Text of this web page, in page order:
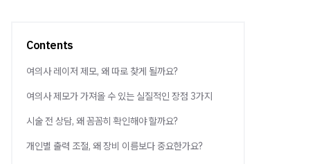
Contents
여의사 레이저 제모, 왜 따로 찾게 될까요?
여의사 제모가 가져올 수 있는 실질적인 장점 3가지
시술 전 상담, 왜 꼼꼼히 확인해야 할까요?
개인별 출력 조절, 왜 장비 이름보다 중요한가요?